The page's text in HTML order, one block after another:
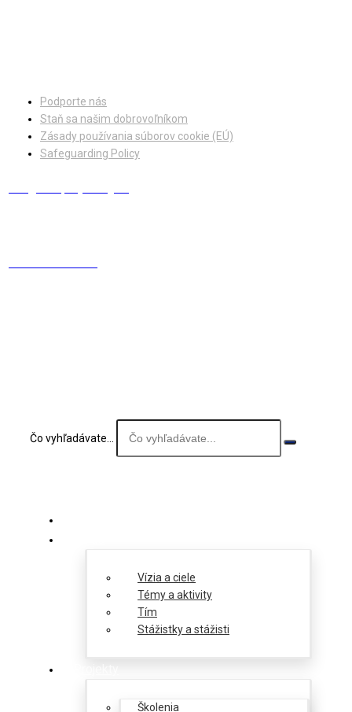
Podporte nás
Staň sa našim dobrovoľníkom
Zásady používania súborov cookie (EÚ)
Safeguarding Policy
Čo vyhľadávate...
Vízia a ciele
Témy a aktivity
Tím
Stážistky a stážisti
Školenia